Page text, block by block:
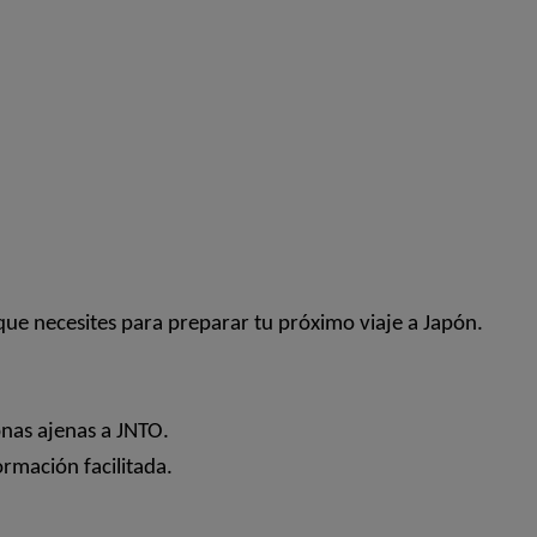
necesites para preparar tu próximo viaje a Japón.
ajenas a JNTO.
facilitada.